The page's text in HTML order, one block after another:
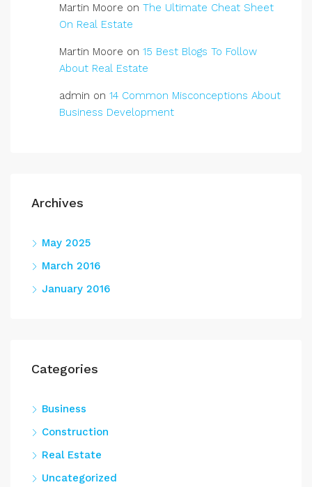
Martin Moore on The Ultimate Cheat Sheet
On Real Estate
Martin Moore on 15 Best Blogs To Follow
About Real Estate
admin on 14 Common Misconceptions About
Business Development
Archives
May 2025
March 2016
January 2016
Categories
Business
Construction
Real Estate
Uncategorized